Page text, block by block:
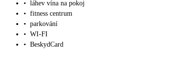
• láhev vína na pokoj
• fitness centrum
• parkování
• WI-FI
• BeskydCard